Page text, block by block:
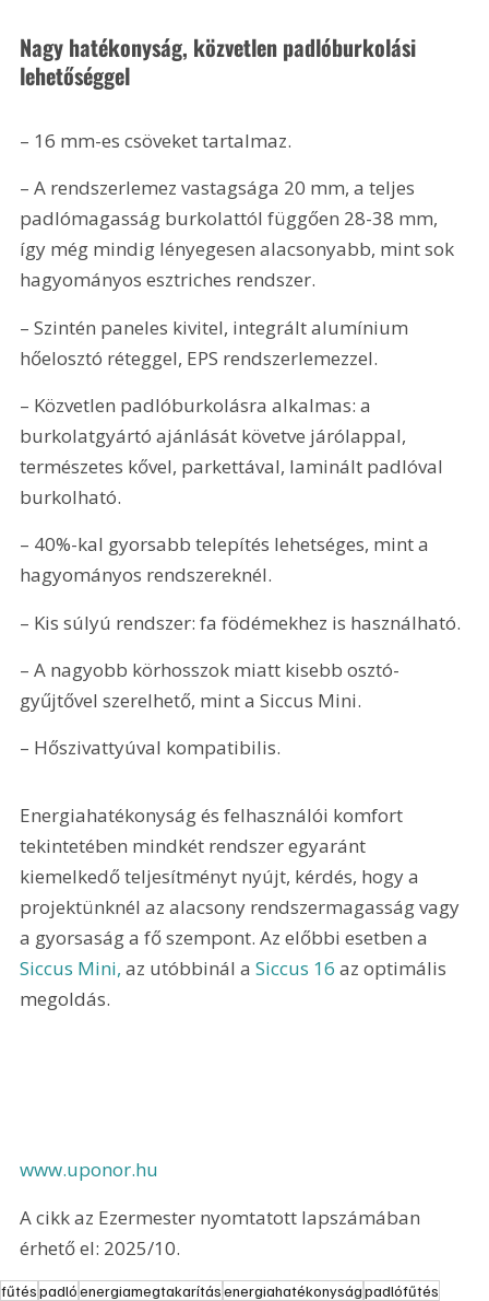
Nagy hatékonyság, közvetlen padlóburkolási
lehetőséggel
– 16 mm-es csöveket tartalmaz.
– A rendszerlemez vastagsága 20 mm, a teljes
padlómagasság burkolattól függően 28-38 mm,
így még mindig lényegesen alacsonyabb, mint sok
hagyományos esztriches rendszer.
– Szintén paneles kivitel, integrált alumínium
hőelosztó réteggel, EPS rendszerlemezzel.
– Közvetlen padlóburkolásra alkalmas: a
burkolatgyártó ajánlását követve járólappal,
természetes kővel, parkettával, laminált padlóval
burkolható.
– 40%-kal gyorsabb telepítés lehetséges, mint a
hagyományos rendszereknél.
– Kis súlyú rendszer: fa födémekhez is használható.
– A nagyobb körhosszok miatt kisebb osztó-
gyűjtővel szerelhető, mint a Siccus Mini.
– Hőszivattyúval kompatibilis.
Energiahatékonyság és felhasználói komfort
tekintetében mindkét rendszer egyaránt
kiemelkedő teljesítményt nyújt, kérdés, hogy a
projektünknél az alacsony rendszermagasság vagy
a gyorsaság a fő szempont. Az előbbi esetben a
Siccus Mini, az utóbbinál a Siccus 16 az optimális
megoldás.
www.uponor.hu
A cikk az Ezermester nyomtatott lapszámában
érhető el: 2025/10.
fűtéspadlóenergiamegtakarításenergiahatékonyságpadlófűtés